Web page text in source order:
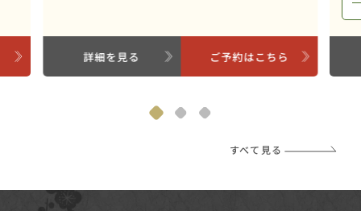
詳細を見る ご予約はこちら
すべて見る